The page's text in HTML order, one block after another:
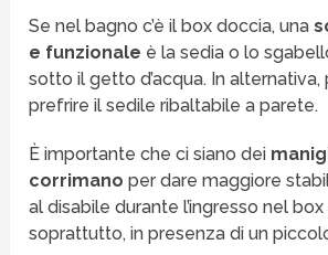
Se nel bagno c’è il box doccia, una
e funzionale è la sedia o lo
sotto il getto d’acqua. In alternativa,
prefrire il sedile ribaltabile a parete.
È importante che ci siano dei
corrimano per dare maggiore
al disabile durante l’ingresso nel
soprattutto, in presenza di un